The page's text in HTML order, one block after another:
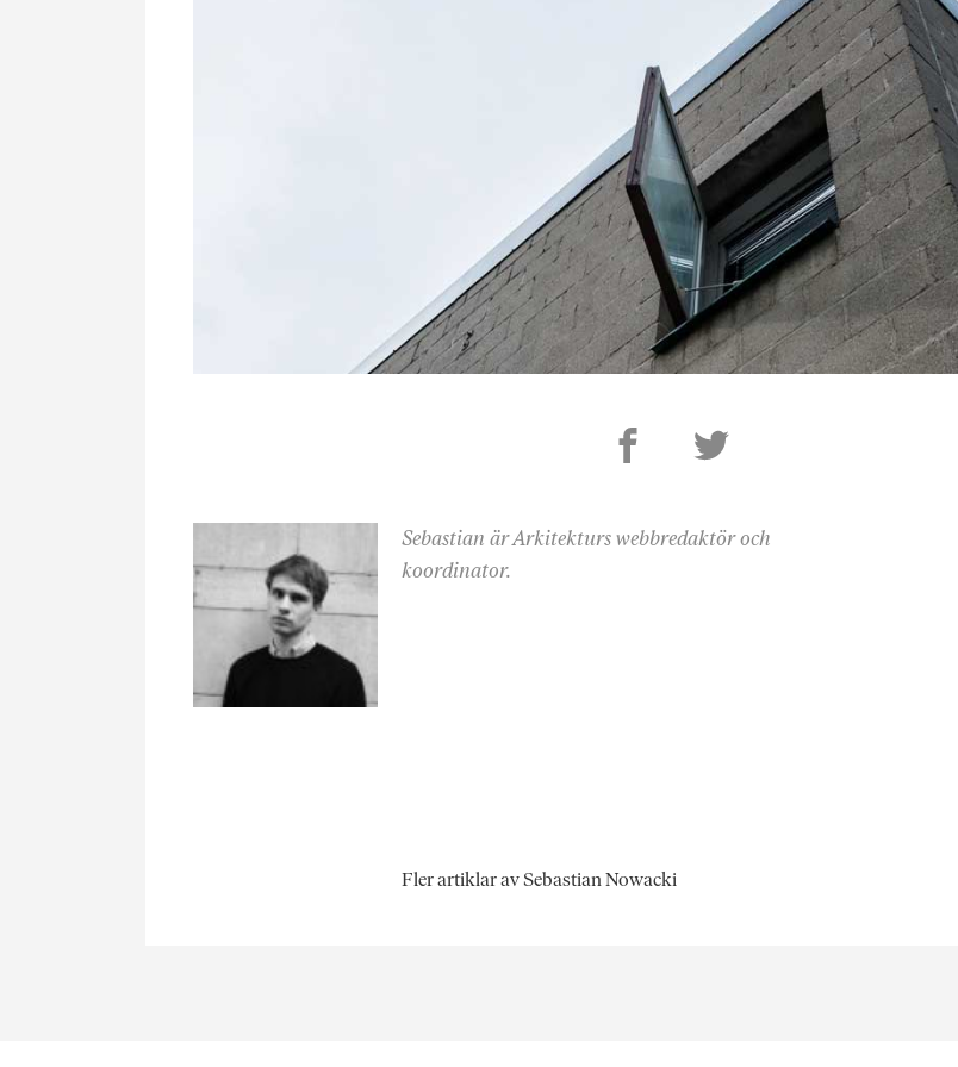
Sebastian är Arkitekturs webbredaktör och
koordinator.
Fler artiklar av Sebastian Nowacki